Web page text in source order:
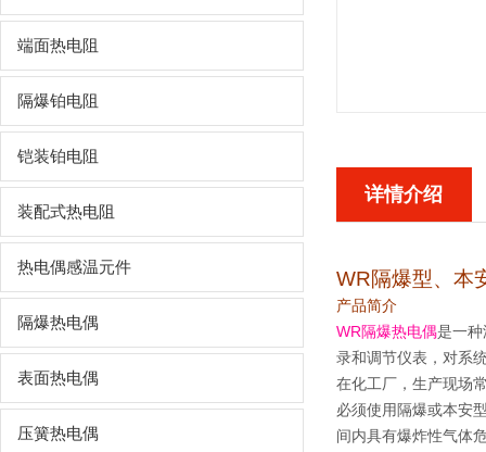
端面热电阻
隔爆铂电阻
铠装铂电阻
装配式热电阻
热电偶感温元件
隔爆热电偶
表面热电偶
压簧热电偶
详情介绍
WR隔爆型、本
产品简介
WR隔爆热电偶是一
录和调节仪表，对系
在化工厂，生产现场
必须使用隔爆或本安
间内具有爆炸性气体